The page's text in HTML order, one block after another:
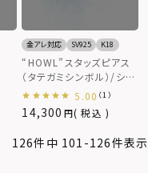
金アレ対応 SV925 K18
“HOWL”スタッズピアス
（タテガミシンボル）/シル
バー925
14,300 税込
5.00 （1）
126件中 101 -126件表示